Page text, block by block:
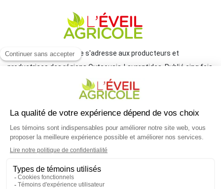
Le journal L'Éveil agricole s'adresse aux producteurs et
productrices des régions Outaouais-Laurentides. Publié cinq fois
par année par le Groupe JCL, il traite de l'actualité et des grands
enjeux reliés à l'agriculture.
COORDONNÉES
mlemay@groupejcl.ca
450 472-3440, poste 250
UNE INITIATIVE DU